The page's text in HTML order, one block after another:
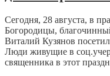
Сегодня, 28 августа, в
Богородицы,
Виталий Кузянов
Люди живущие в
священника в этот